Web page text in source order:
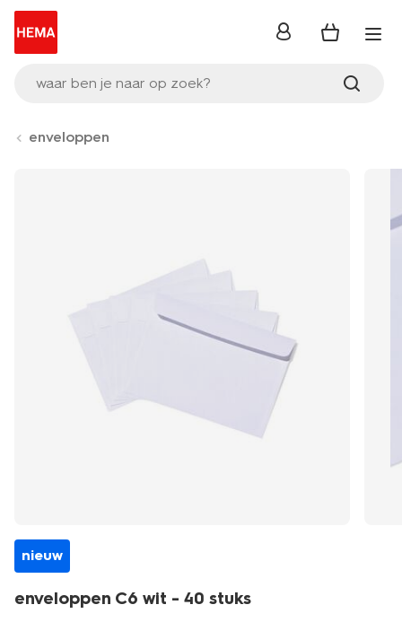
waar ben je naar op zoek?
inloggen
enveloppen
nieuw
enveloppen C6 wit - 40 stuks